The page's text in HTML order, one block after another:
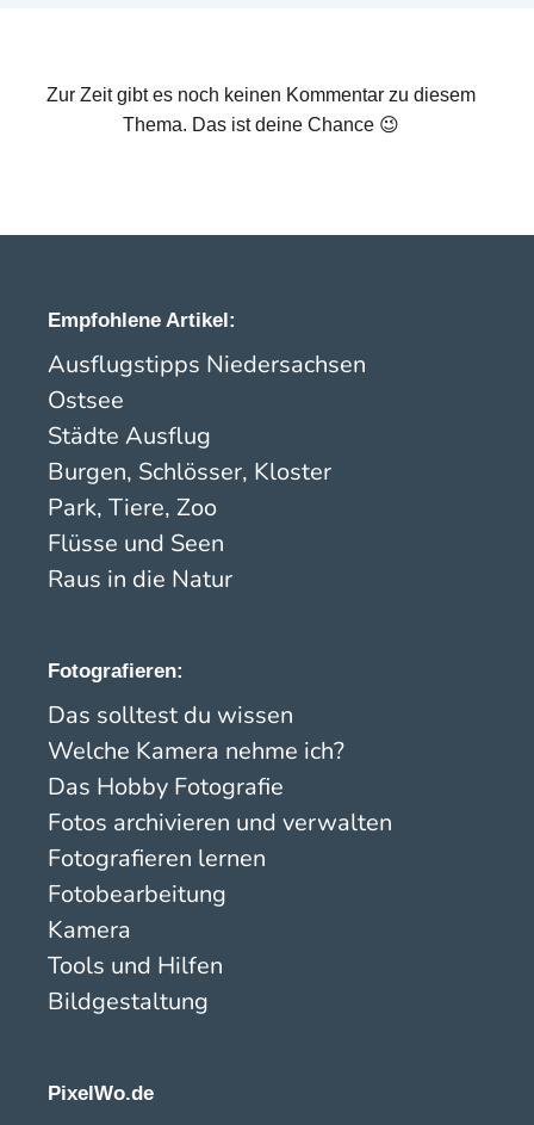
Zur Zeit gibt es noch keinen Kommentar zu diesem
Thema. Das ist deine Chance 😉
Empfohlene Artikel:
Ausflugstipps Niedersachsen
Ostsee
Städte Ausflug
Burgen, Schlösser, Kloster
Park, Tiere, Zoo
Flüsse und Seen
Raus in die Natur
Fotografieren:
Das solltest du wissen
Welche Kamera nehme ich?
Das Hobby Fotografie
Fotos archivieren und verwalten
Fotografieren lernen
Fotobearbeitung
Kamera
Tools und Hilfen
Bildgestaltung
PixelWo.de